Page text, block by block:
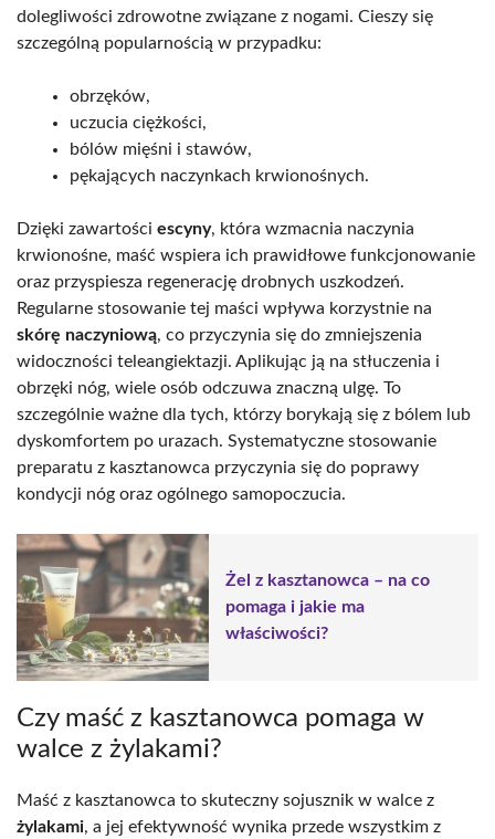
dolegliwości zdrowotne związane z nogami. Cieszy się
szczególną popularnością w przypadku:
obrzęków,
uczucia ciężkości,
bólów mięśni i stawów,
pękających naczynkach krwionośnych.
Dzięki zawartości escyny, która wzmacnia naczynia
krwionośne, maść wspiera ich prawidłowe funkcjonowanie
oraz przyspiesza regenerację drobnych uszkodzeń.
Regularne stosowanie tej maści wpływa korzystnie na
skórę naczyniową, co przyczynia się do zmniejszenia
widoczności teleangiektazji. Aplikując ją na stłuczenia i
obrzęki nóg, wiele osób odczuwa znaczną ulgę. To
szczególnie ważne dla tych, którzy borykają się z bólem lub
dyskomfortem po urazach. Systematyczne stosowanie
preparatu z kasztanowca przyczynia się do poprawy
kondycji nóg oraz ogólnego samopoczucia.
Żel z kasztanowca – na co
pomaga i jakie ma
właściwości?
Czy maść z kasztanowca pomaga w
walce z żylakami?
Maść z kasztanowca to skuteczny sojusznik w walce z
żylakami, a jej efektywność wynika przede wszystkim z